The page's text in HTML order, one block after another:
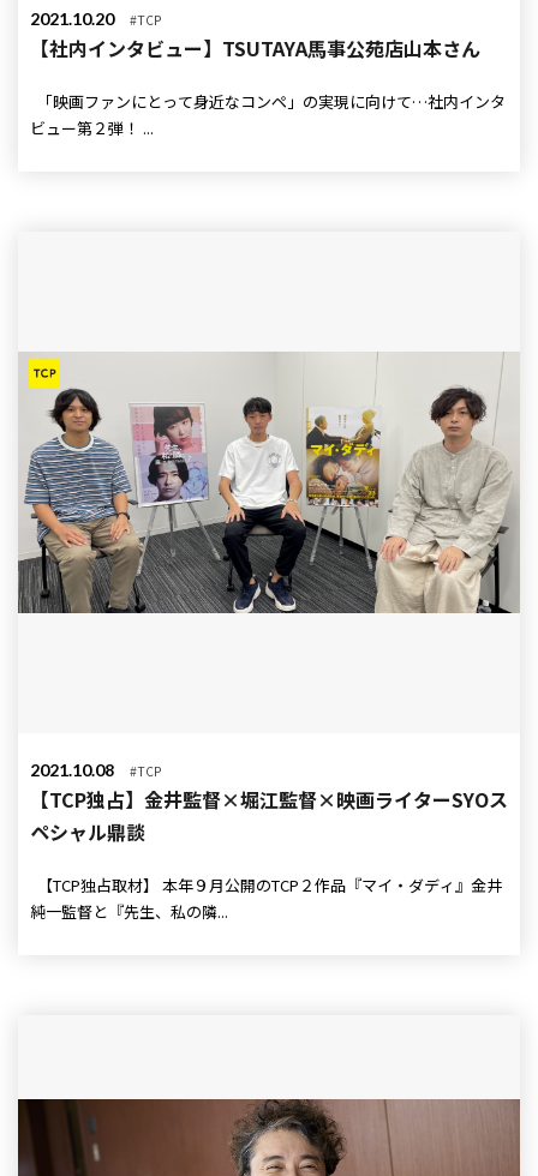
2021.10.20 #TCP
【社内インタビュー】TSUTAYA馬事公苑店山本さん
ビュー第２弾！ ...
2021.10.08 #TCP
【TCP独占】金井監督×堀江監督×映画ライターSYOス
ペシャル鼎談
純一監督と『先生、私の隣...